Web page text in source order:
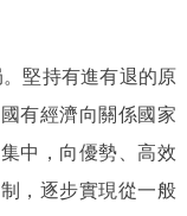
堅持有進有退的原
有經濟向關係國家
中，向優勢、高效
，逐步實現從一般